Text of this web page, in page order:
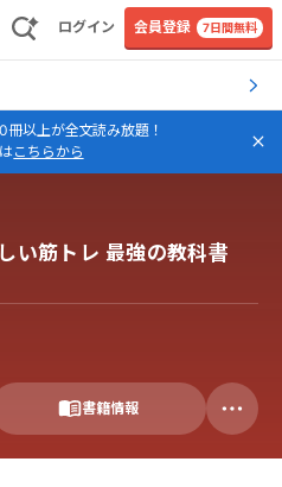
ログイン 会員登録 7日間無料
以上が全文読み放題！
こちらから
い筋トレ 最強の教科書
書籍情報